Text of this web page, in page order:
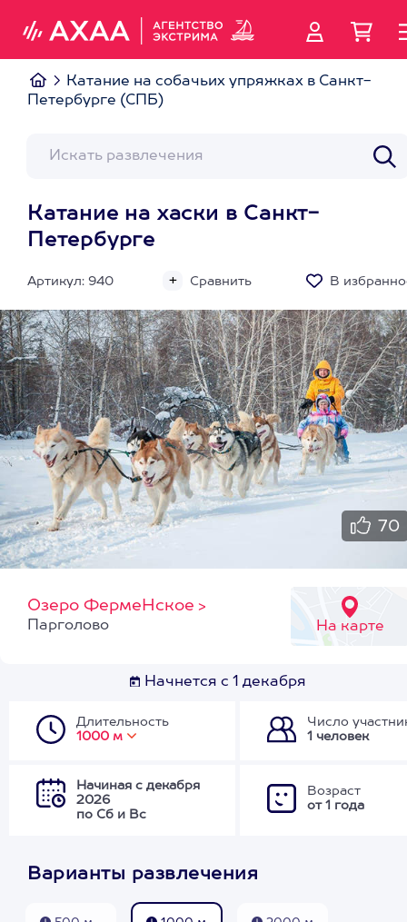
Катание на собачьих упряжках в Санкт-
Петербурге (СПБ)
Катание на хаски в Санкт-
Петербурге
Артикул: 940 Сравнить В
70
Озеро ФермеНское >
На карте
Парголово
Начнется с 1 декабря
Длительность
1000 м
Число
1 человек
Начиная с декабря
2026
по Сб и Вс
Возраст
от 1 года
Варианты развлечения